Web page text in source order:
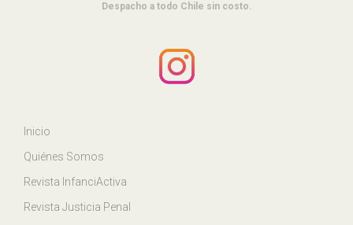
Despacho a todo Chile sin costo.
Inicio
Quiénes Somos
Revista InfanciActiva
Revista Justicia Penal